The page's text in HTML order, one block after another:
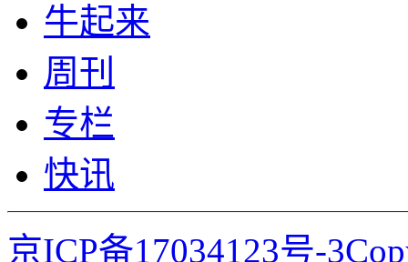
牛起来
周刊
专栏
快讯
京ICP备17034123号-